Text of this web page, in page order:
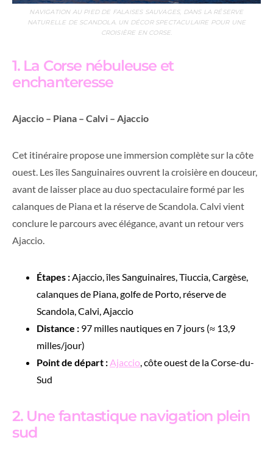
NAVIGATION AU PIED DE FALAISES SAUVAGES, DANS LA RÉSERVE
NATURELLE DE SCANDOLA. UN DÉCOR SPECTACULAIRE POUR UNE
CROISIÈRE EN CORSE.
1. La Corse nébuleuse et
enchanteresse
Ajaccio – Piana – Calvi – Ajaccio
Cet itinéraire propose une immersion complète sur la côte
ouest. Les îles Sanguinaires ouvrent la croisière en douceur,
avant de laisser place au duo spectaculaire formé par les
calanques de Piana et la réserve de Scandola. Calvi vient
conclure le parcours avec élégance, avant un retour vers
Ajaccio.
Étapes :Ajaccio, îles Sanguinaires, Tiuccia, Cargèse,
calanques de Piana, golfe de Porto, réserve de
Scandola, Calvi, Ajaccio
Distance : 97 milles nautiques en 7 jours (≈ 13,9
milles/jour)
Point de départ :Ajaccio, côte ouest de la Corse-du-
Sud
2. Une fantastique navigation plein
sud